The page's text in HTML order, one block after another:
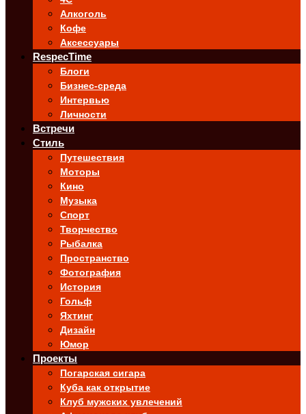
Алкоголь
Кофе
Аксессуары
RespecTime
Блоги
Бизнес-среда
Интервью
Личности
Встречи
Стиль
Путешествия
Моторы
Кино
Музыка
Спорт
Творчество
Рыбалка
Пространство
Фотография
История
Гольф
Яхтинг
Дизайн
Юмор
Проекты
Погарская сигара
Куба как открытие
Клуб мужских увлечений